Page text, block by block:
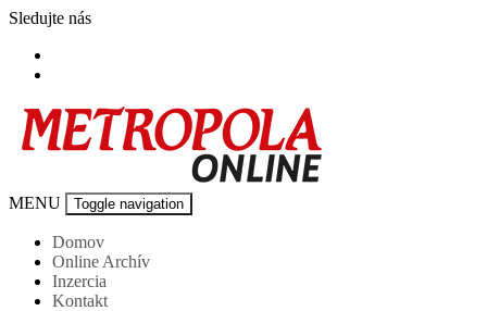
Skip
content
Sledujte nás
Metropola-
MENU Toggle navigation
Domov
Online Archív
Inzercia
Kontakt